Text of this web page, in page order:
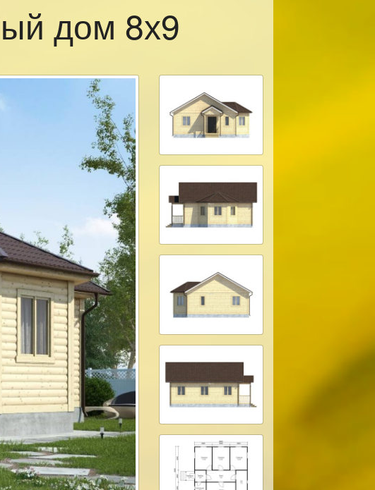
дом 8х9